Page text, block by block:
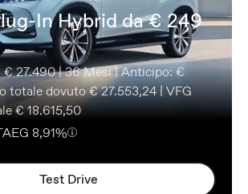
In Hybrid da € 249
€ 27.490 | 36 Mesi | Anticipo: €
totale dovuto € 27.553,24 | VFG
€ 18.615,50
8,91%
Test Drive